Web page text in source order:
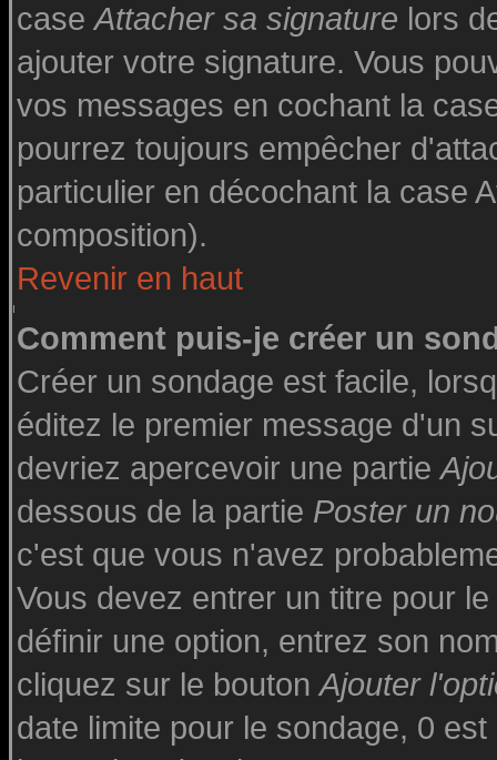
caseAttacher sa signature lors
ajouter votre signature. Vous
vos messages en cochant la
pourrez toujours empêcher
particulier en décochant la case
composition).
Revenir en haut
Comment puis-je créer un
Créer un sondage est facile,
éditez le premier message d'un
devriez apercevoir une partie
dessous de la partie Poster un
c'est que vous n'avez
Vous devez entrer un titre pour
définir une option, entrez son
cliquez sur le boutonAjouter
date limite pour le sondage, 0